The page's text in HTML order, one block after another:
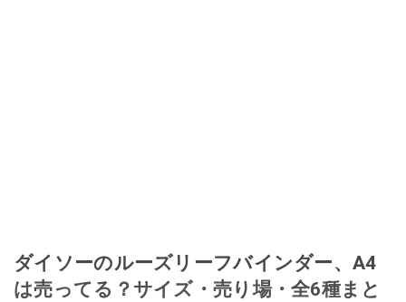
ダイソーのルーズリーフバインダー、A4
は売ってる？サイズ・売り場・全6種まと